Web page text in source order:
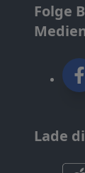
Folge
Lade